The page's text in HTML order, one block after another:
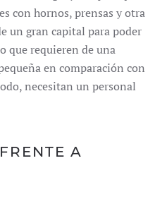
con hornos, prensas y otra
un gran capital para poder
que requieren de una
en comparación con
necesitan un personal
A